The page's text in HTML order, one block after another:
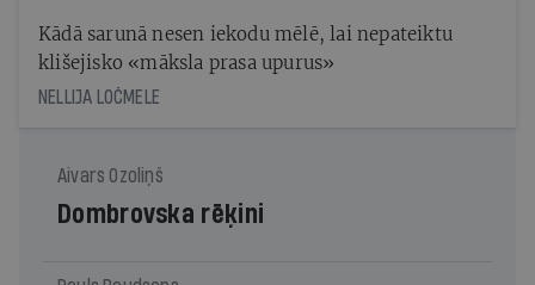
Kādā sarunā nesen iekodu mēlē, lai nepateiktu
klišejisko «māksla prasa upurus»
NELLIJA LOČMELE
Aivars Ozoliņš
Dombrovska rēķini